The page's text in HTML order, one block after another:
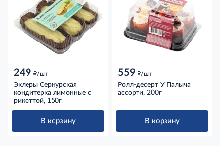
249 д/шт
Эклеры Сернурская
кондитерка лимонные с
рикоттой, 150г
В корзину
559 д/шт
Ролл-десерт У Палыча
ассорти, 200г
В корзину